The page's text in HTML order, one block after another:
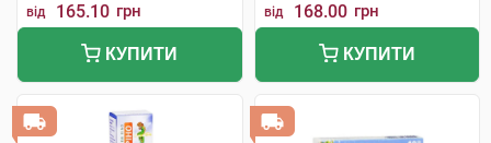
від 165.10 грн
КУПИТИ
від 168.00 грн
КУПИТИ